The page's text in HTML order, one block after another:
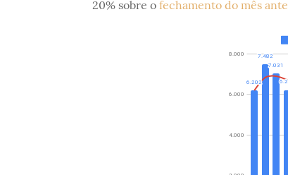
20% sobre o fechamento do mês